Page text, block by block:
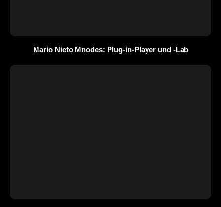
Mario Nieto Mnodes: Plug-in-Player und -Lab